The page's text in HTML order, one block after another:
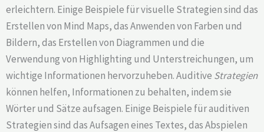
erleichtern. Einige Beispiele für visuelle Strategien sind das
Erstellen von Mind Maps, das Anwenden von Farben und
Bildern, das Erstellen von Diagrammen und die
Verwendung von Highlighting und Unterstreichungen, um
wichtige Informationen hervorzuheben. Auditive Strategien
können helfen, Informationen zu behalten, indem sie
Wörter und Sätze aufsagen. Einige Beispiele für auditiven
Strategien sind das Aufsagen eines Textes, das Abspielen